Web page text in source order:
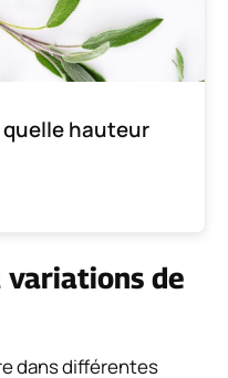
hauteur
variations de
dans différentes